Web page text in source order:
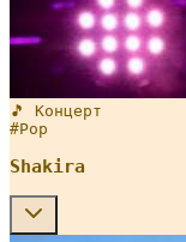
🎵 Концерт
#Pop
Shakira